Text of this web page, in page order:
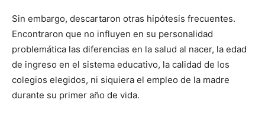
Sin embargo, descartaron otras hipótesis frecuentes.
Encontraron que no influyen en su personalidad
problemática las diferencias en la salud al nacer, la edad
de ingreso en el sistema educativo, la calidad de los
colegios elegidos, ni siquiera el empleo de la madre
durante su primer año de vida.